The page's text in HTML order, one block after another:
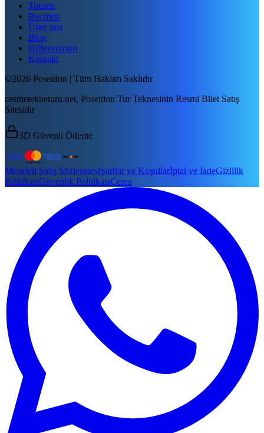
Touren
Buchten
Über uns
Blog
Hilfezentrum
Kontakt
©2026 Poseidon | Tüm Hakları Saklıdır
cesmetekneturu.net, Poseidon Tur Teknesinin Resmi Bilet Satış
Sitesidir
3D Güvenli Ödeme
Mesafeli Satış SözleşmesiŞartlar ve Koşullarİptal ve İadeGizlilik
PolitikasıGüvenlik PolitikasıÇerez